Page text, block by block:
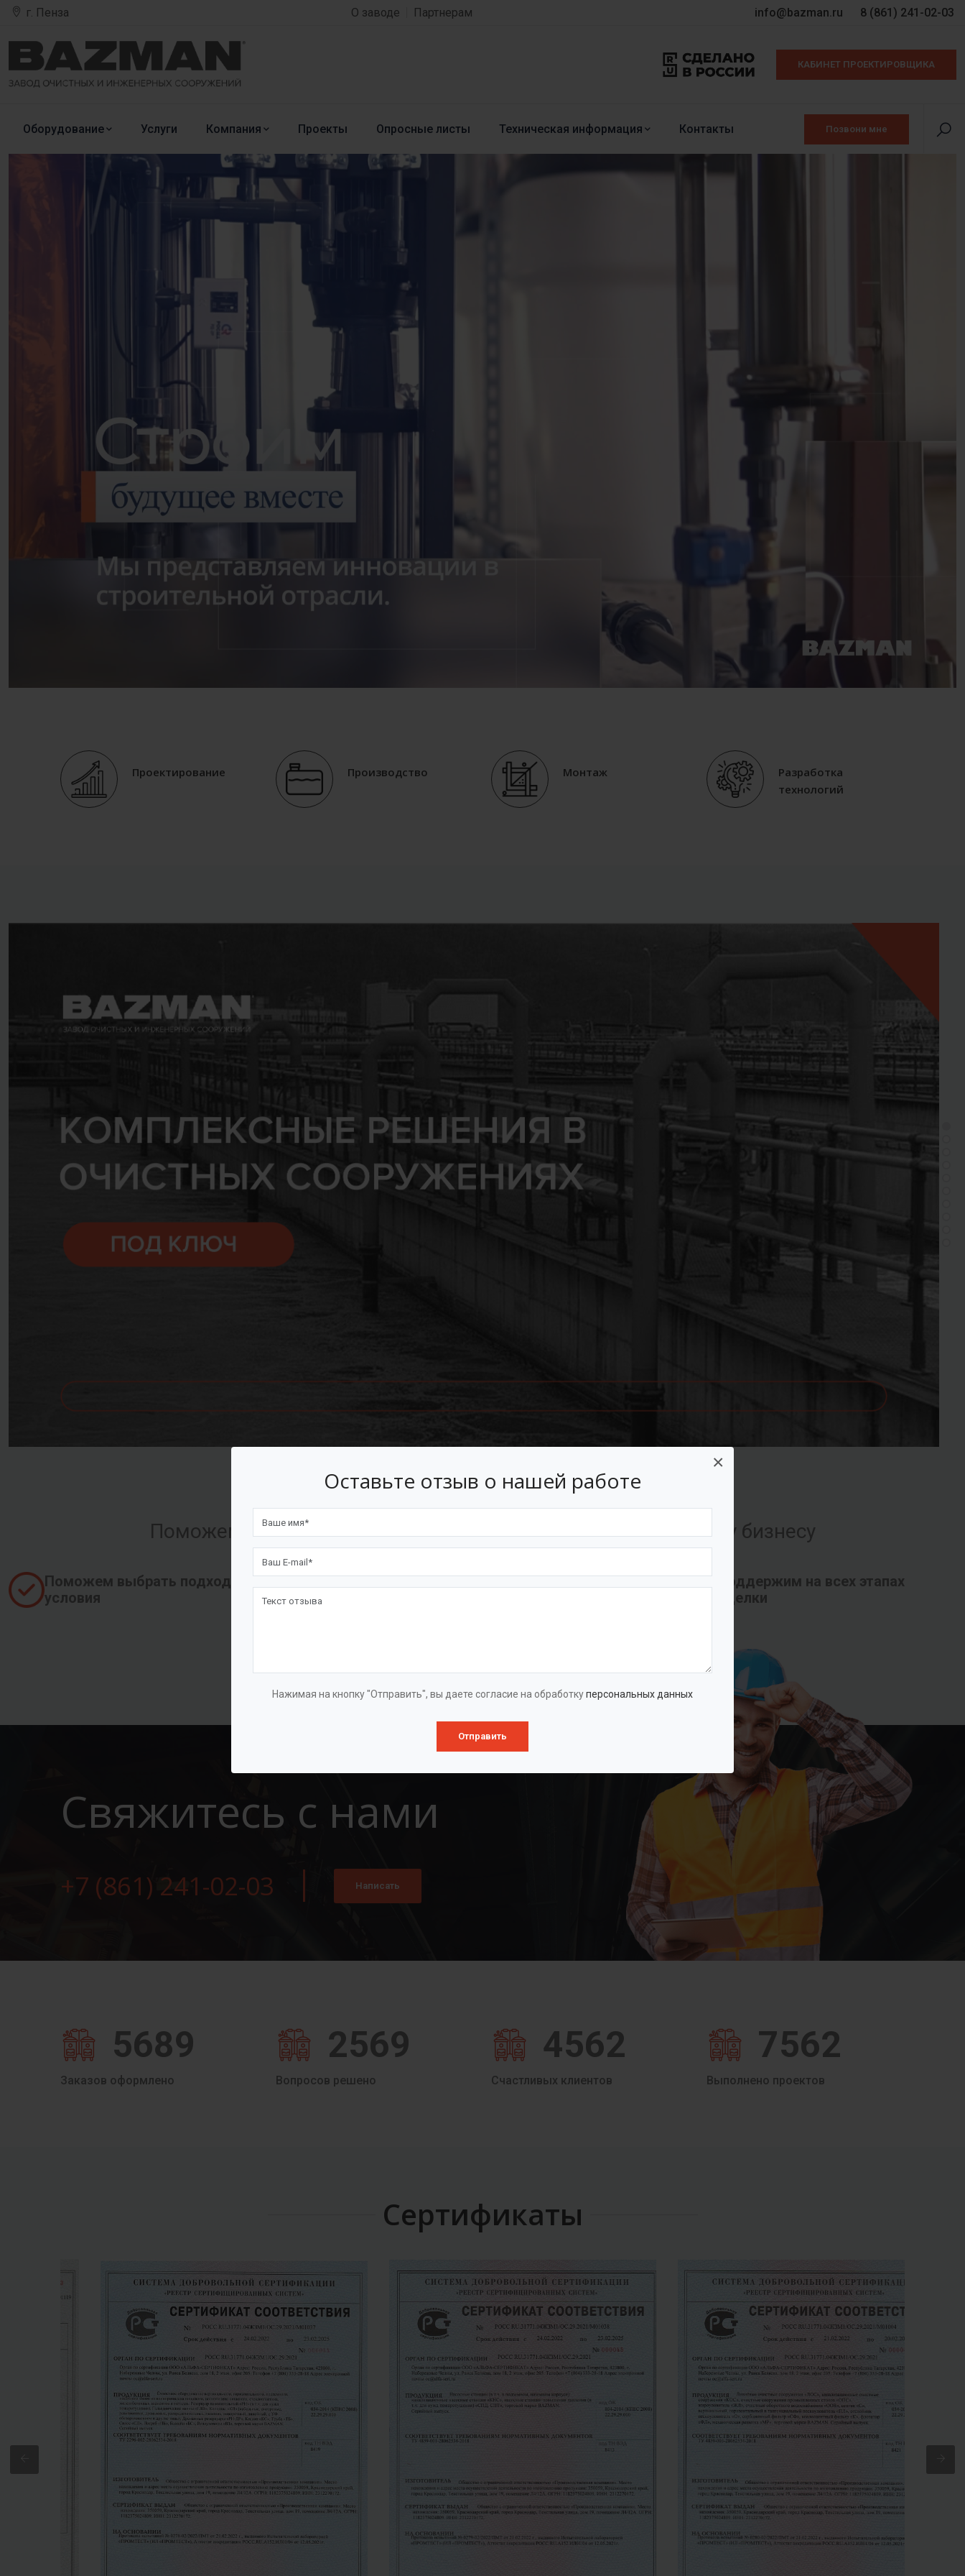
Оставьте отзыв о нашей работе
Нажимая на кнопку "Отправить", вы даете согласие на обработкуперсональных данных
Отправить
×
г. Пенза О заводе Партнерам info@bazman.ru 8 (861) 241-02-03
КАБИНЕТ ПРОЕКТИРОВЩИКА
Оборудование Услуги Компания Проекты Опросные листы Техническая информация Контакты Позвони мне
Проектирование Производство Монтаж
Разработка
технологий
Поможем оформить лизинг на условиях, подходящих вашему бизнесу
Поможем выбрать подходящие
условия
Оформим документы и договор
Поддержим на всех этапах
сделки
Свяжитесь с нами
+7 (861) 241-02-03 Написать
5689
Заказов оформлено
2569
Вопросов решено
4562
Счастливых клиентов
7562
Выполнено проектов
Сертификаты